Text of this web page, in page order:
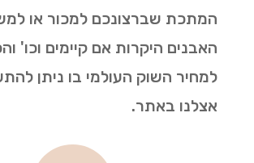
המתכת שברצונכם למכור או
האבנים היקרות אם קיימים וכו'
למחיר השוק העולמי בו ניתן
אצלנו באתר.